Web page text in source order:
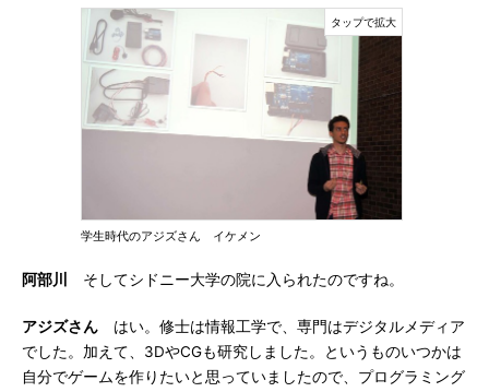
学生時代のアジズさん イケメン
阿部川 そしてシドニー大学の院に入られたのですね。
アジズさん はい。修士は情報工学で、専門はデジタルメディア
でした。加えて、3DやCGも研究しました。というものいつかは
自分でゲームを作りたいと思っていましたので、プログラミング